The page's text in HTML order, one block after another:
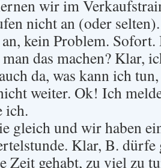
wir im
nicht an (oder
kein Problem. Sofort.
das machen? Klar,
da, was kann ich
weiter. Ok! Ich
ich.
gleich und wir haben
Klar, B. dürfe
Zeit gehabt, zu viel zu